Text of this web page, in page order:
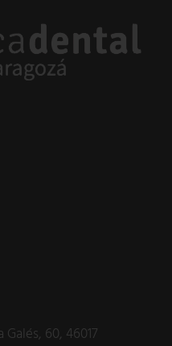
60, 46017